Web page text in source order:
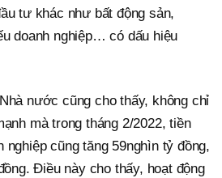
tư khác như bất động sản,
doanh nghiệp… có dấu hiệu
nước cũng cho thấy, không chỉ
mà trong tháng 2/2022, tiền
cũng tăng 59nghìn tỷ đồng,
Điều này cho thấy, hoạt động